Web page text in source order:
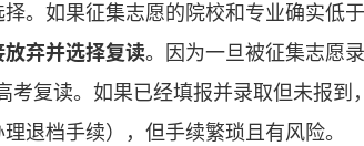
。如果征集志愿的院校和专业确实低
放弃并选择复读。因为一旦被征集志愿
考复读。如果已经填报并录取但未报到
退档手续），但手续繁琐且有风险。